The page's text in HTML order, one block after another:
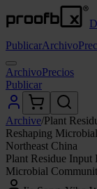
PublicarArchivo
ArchivoPrecios
Publicar
Archive/Plant
Reshaping
Northeast China
Plant Residue
Microbial